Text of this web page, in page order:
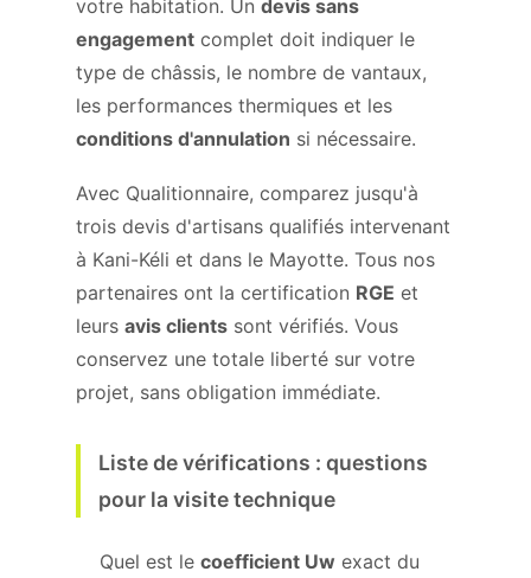
votre habitation. Un devis sans
engagement complet doit indiquer le
type de châssis, le nombre de vantaux,
les performances thermiques et les
conditions d'annulation si nécessaire.
Avec Qualitionnaire, comparez jusqu'à
trois devis d'artisans qualifiés intervenant
à Kani-Kéli et dans le Mayotte. Tous nos
partenaires ont la certification RGE et
leurs avis clients sont vérifiés. Vous
conservez une totale liberté sur votre
projet, sans obligation immédiate.
Liste de vérifications : questions
pour la visite technique
Quel est le coefficient Uw exact du